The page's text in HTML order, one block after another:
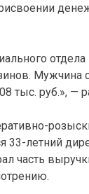
Мужчина
тыс. руб.», —
33-летний
часть